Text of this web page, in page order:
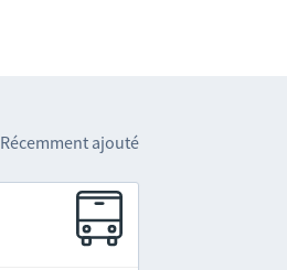
Récemment ajouté